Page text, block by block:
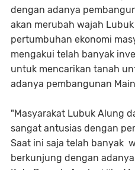
dengan adanya
akan merubah wajah
pertumbuhan ekonomi
mengakui telah banyak
untuk mencarikan tanah
adanya pembangunan
"Masyarakat Lubuk Alung
sangat antusias dengan
Saat ini saja telah banyak
berkunjung dengan